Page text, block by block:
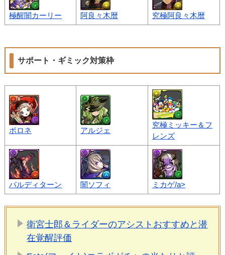
極醒闇カーリー 阿良々木暦 究極阿良々木暦
サポート・ギミック対策枠
ポロネ アルジェ
究極ミッキー＆フ
レンズ
バルディターン 闇ソフィ ミカゲ/a>
衛宮士郎＆ライダーのアシストおすすめと潜
在覚醒評価